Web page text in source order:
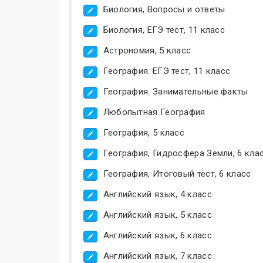
Биология, Вопросы и ответы
Биология, ЕГЭ тест, 11 класс
Астрономия, 5 класс
География. ЕГЭ тест, 11 класс
География. Занимательные факты
Любопытная География
География, 5 класс
География, Гидросфера Земли, 6
География, Итоговый тест, 6 класс
Английский язык, 4 класс
Английский язык, 5 класс
Английский язык, 6 класс
Английский язык, 7 класс